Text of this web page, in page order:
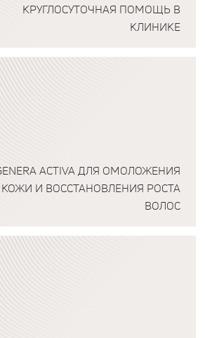
КРУГЛОСУТОЧНАЯ ПОМОЩЬ В
КЛИНИКЕ
ACTIVA ДЛЯ ОМОЛОЖЕНИЯ
КОЖИ И ВОССТАНОВЛЕНИЯ РОСТА
ВОЛОС